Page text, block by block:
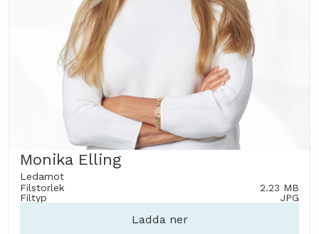
Monika Elling
Ledamot
Filstorlek
2.23 MB
Filtyp
JPG
Ladda ner